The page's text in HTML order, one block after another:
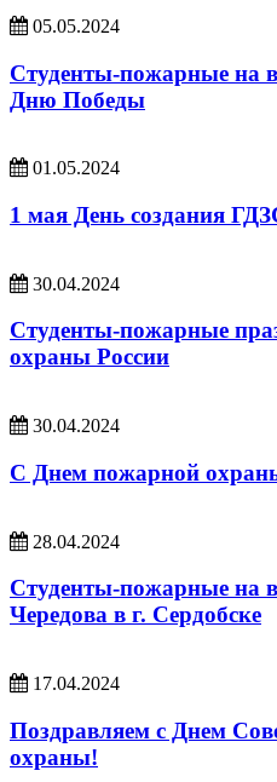
05.05.2024
Студенты-пожарные на
Дню Победы
01.05.2024
1 мая День создания
30.04.2024
Студенты-пожарные
охраны России
30.04.2024
С Днем пожарной
28.04.2024
Студенты-пожарные на
Чередова в г. Сердобске
17.04.2024
Поздравляем с Днем
охраны!